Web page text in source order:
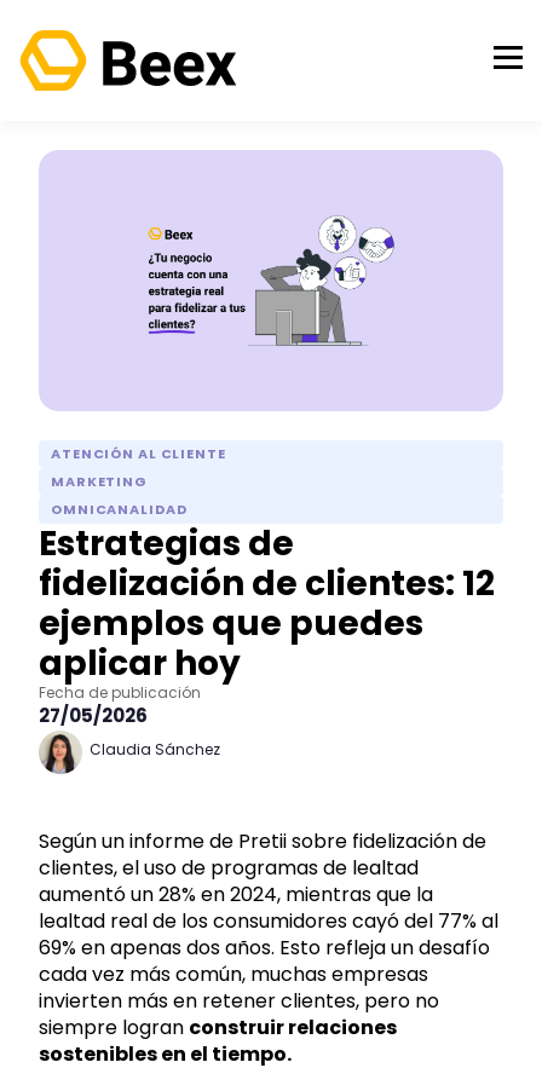
ATENCIÓN AL CLIENTE
MARKETING
OMNICANALIDAD
Estrategias de
fidelización de clientes: 12
ejemplos que puedes
aplicar hoy
Fecha de publicación
27/05/2026
Claudia Sánchez
Según un informe de Pretii sobre fidelización de
clientes, el uso de programas de lealtad
aumentó un 28% en 2024, mientras que la
lealtad real de los consumidores cayó del 77% al
69% en apenas dos años. Esto refleja un desafío
cada vez más común, muchas empresas
invierten más en retener clientes, pero no
siempre logran construir relaciones
sostenibles en el tiempo.